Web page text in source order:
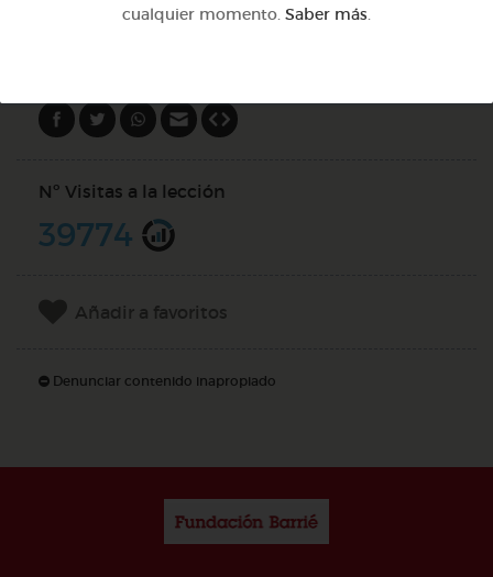
Nº Visitas a la lección
39774
Añadir a favoritos
Denunciar contenido inapropiado
cualquier momento. Saber más.